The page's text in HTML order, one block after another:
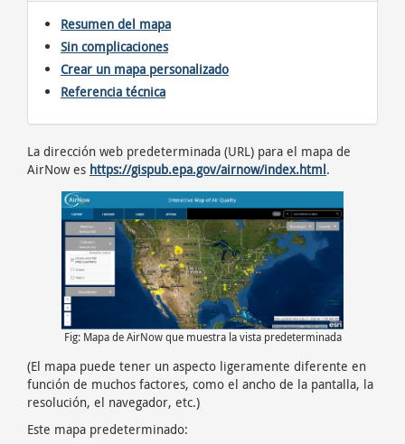
Resumen del mapa
Sin complicaciones
Crear un mapa personalizado
Referencia técnica
La dirección web predeterminada (URL) para el mapa de
AirNow es https://gispub.epa.gov/airnow/index.html.
Fig: Mapa de AirNow que muestra la vista predeterminada
(El mapa puede tener un aspecto ligeramente diferente en
función de muchos factores, como el ancho de la pantalla, la
resolución, el navegador, etc.)
Este mapa predeterminado: